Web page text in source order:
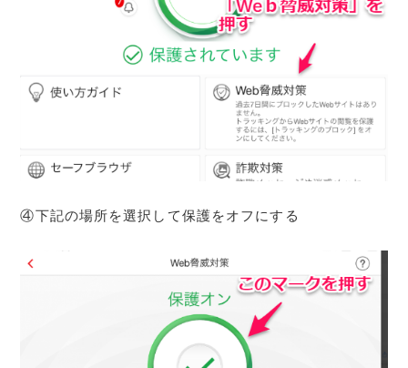
④下記の場所を選択して保護をオフにする